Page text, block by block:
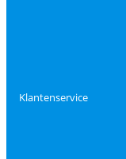
Klantenservice